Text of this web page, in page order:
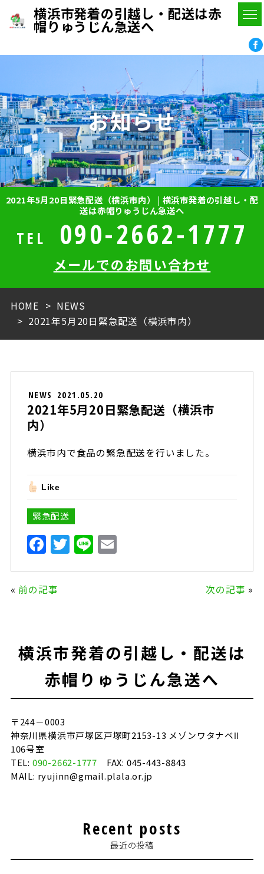
横浜市発着の引越し・配送は赤
帽りゅうじん急送へ
お知らせ
2021年5月20日緊急配送（横浜市内） | 横浜市発着の引越し・配
送は赤帽りゅうじん急送へ
TEL 090-2662-1777
メールでのお問い合わせ
HOME
NEWS
2021年5月20日緊急配送（横浜市内）
NEWS 2021.05.20
2021年5月20日緊急配送（横浜市
内）
横浜市内で食品の緊急配送を行いました。
Like
緊急配送
F
a
c
e
o
o
k
T
w
Li
n
E
m
« 前の記事 次の記事 »
横浜市発着の引越し・配送は
赤帽りゅうじん急送へ
〒244－0003
神奈川県横浜市戸塚区戸塚町2153-13 メゾンワタナベⅡ
106号室
TEL: 090-2662-1777 FAX: 045-443-8843
MAIL: ryujinn@gmail.plala.or.jp
Recent posts
最近の投稿